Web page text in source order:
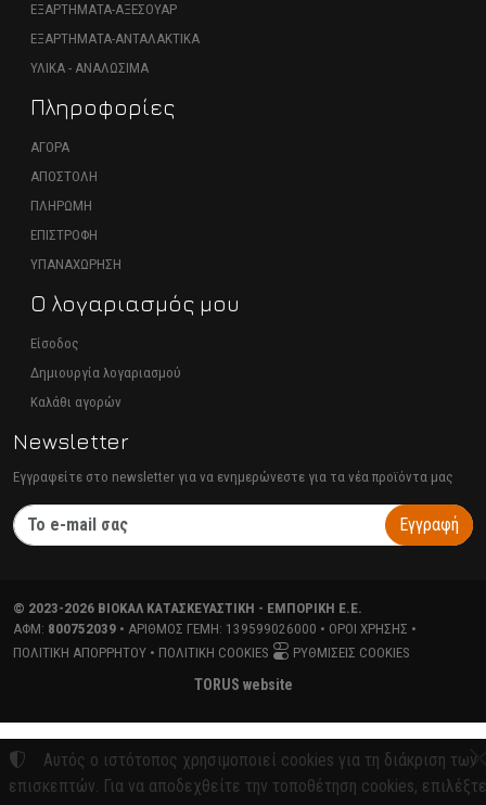
ΕΞΑΡΤΗΜΑΤΑ-ΑΞΕΣΟΥΑΡ
ΕΞΑΡΤΗΜΑΤΑ-ΑΝΤΑΛΑΚΤΙΚΑ
ΥΛΙΚΑ - ΑΝΑΛΩΣΙΜΑ
Πληροφορίες
ΑΓΟΡΑ
ΑΠΟΣΤΟΛΗ
ΠΛΗΡΩΜΗ
ΕΠΙΣΤΡΟΦΗ
ΥΠΑΝΑΧΩΡΗΣΗ
Ο λογαριασμός μου
Είσοδος
Δημιουργία λογαριασμού
Καλάθι αγορών
Newsletter
Εγγραφείτε στο newsletter για να ενημερώνεστε για τα νέα προϊόντα μας
Εγγραφή
© 2023-2026 ΒΙΟΚΑΛ ΚΑΤΑΣΚΕΥΑΣΤΙΚΗ - ΕΜΠΟΡΙΚΗ Ε.Ε.
ΑΦΜ: 800752039 • ΑΡΙΘΜΌΣ ΓΕΜΗ: 139599026000 • ΌΡΟΙ ΧΡΉΣΗΣ •
ΠΟΛΙΤΙΚΉ ΑΠΟΡΡΉΤΟΥ • ΠΟΛΙΤΙΚΉ COOKIES ΡΥΘΜΊΣΕΙΣ COOKIES
TORUS website
Αυτός ο ιστότοπος χρησιμοποιεί cookies για τη διάκριση των
επισκεπτών. Για να αποδεχθείτε την τοποθέτηση cookies, επιλέξτε